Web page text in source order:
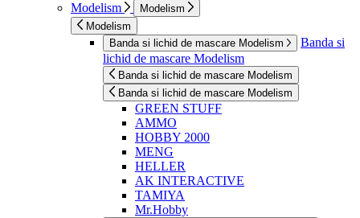
Modelism
Modelism
Modelism
Banda si lichid de mascare Modelism
Banda si
lichid de mascare Modelism
Banda si lichid de mascare Modelism
Banda si lichid de mascare Modelism
GREEN STUFF
AMMO
HOBBY 2000
MENG
HELLER
AK INTERACTIVE
TAMIYA
Mr.Hobby